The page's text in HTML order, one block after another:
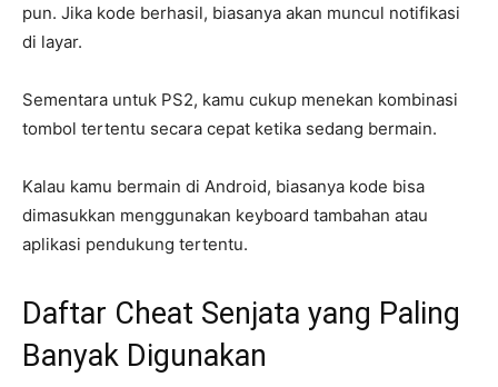
pun. Jika kode berhasil, biasanya akan muncul notifikasi
di layar.
Sementara untuk PS2, kamu cukup menekan kombinasi
tombol tertentu secara cepat ketika sedang bermain.
Kalau kamu bermain di Android, biasanya kode bisa
dimasukkan menggunakan keyboard tambahan atau
aplikasi pendukung tertentu.
Daftar Cheat Senjata yang Paling
Banyak Digunakan